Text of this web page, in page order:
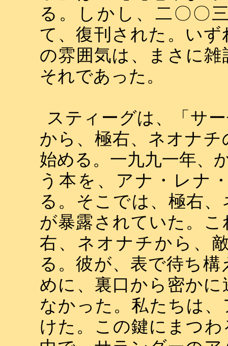
る。しかし、二〇〇
て、復刊された。い
の雰囲気は、まさに
それであった。
スティーグは、「サ
から、極右、ネオナ
始める。一九九一年、
う本を、アナ・レナ
る。そこでは、極右
が暴露されていた。
右、ネオナチから、
る。彼が、表で待ち
めに、裏口から密か
なかった。私たちは
けた。この鍵にまつ